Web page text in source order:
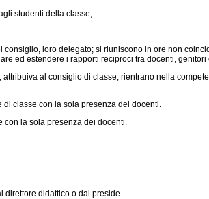
studenti della classe;
loro delegato; si riuniscono in ore non
ed estendere i rapporti reciproci tra docenti, genitori
, attribuiva al consiglio di classe, rientrano nella
classe con la sola presenza dei docenti.
la sola presenza dei docenti.
didattico o dal preside.